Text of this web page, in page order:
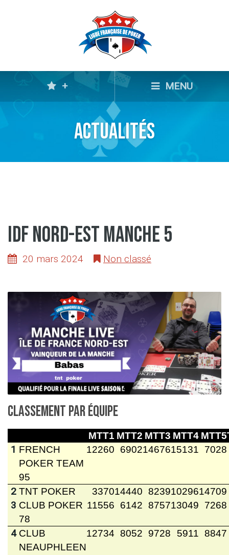
+ MENU
Actualités
IDF Nord-Est manche 5
20 mars 2024 Non classé
Classement par équipe
MTT1 MTT2 MTT3 MTT4 MTT5
1 FRENCH
POKER TEAM
95
12260 69021467615131 7028
2 TNT POKER 337014440 82391029614709
3 CLUB POKER
78
11556 6142 875713049 7268
4 CLUB
NEAUPHLEEN
12734 8052 9728 5911 8847